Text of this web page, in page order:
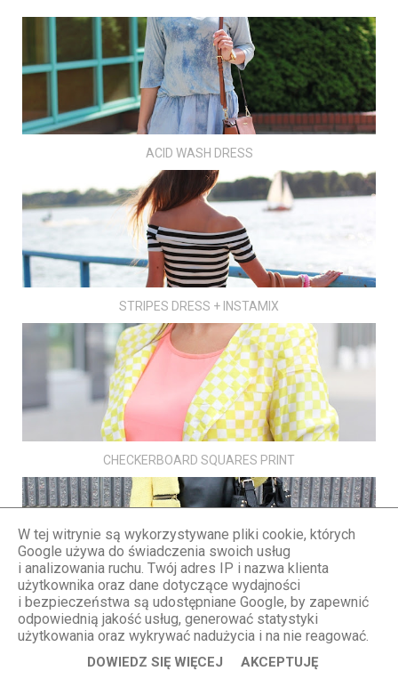
ACID WASH DRESS
STRIPES DRESS + INSTAMIX
CHECKERBOARD SQUARES PRINT
YELLOW ZIPPER JACKET
W tej witrynie są wykorzystywane pliki cookie, których
Google używa do świadczenia swoich usług
i analizowania ruchu. Twój adres IP i nazwa klienta
użytkownika oraz dane dotyczące wydajności
i bezpieczeństwa są udostępniane Google, by zapewnić
odpowiednią jakość usług, generować statystyki
użytkowania oraz wykrywać nadużycia i na nie reagować.
DOWIEDZ SIĘ WIĘCEJ AKCEPTUJĘ